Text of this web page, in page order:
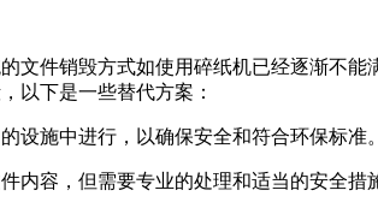
文件销毁方式如使用碎纸机已经逐渐不
以下是一些替代方案：
设施中进行，以确保安全和符合环保标准。
内容，但需要专业的处理和适当的安全措